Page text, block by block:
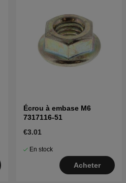
Écrou à embase M6
7317116-51
€3.01
En stock
Acheter